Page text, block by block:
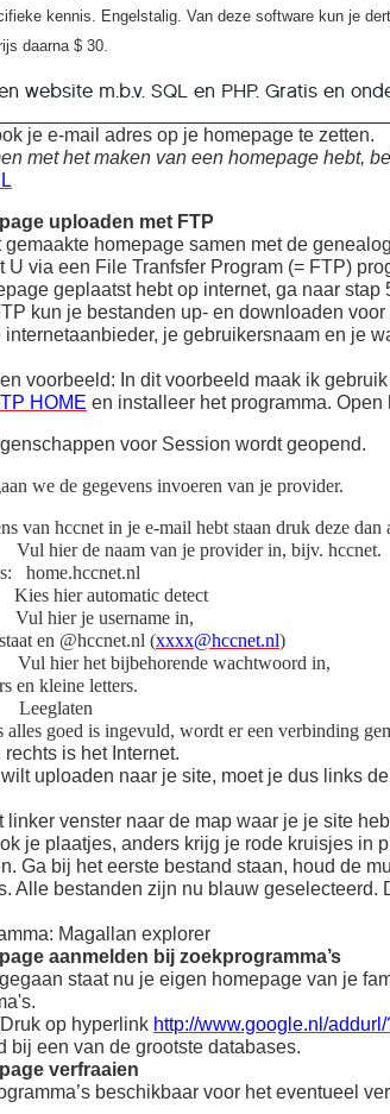
kennis. Engelstalig. Van deze software kun je
daarna $ 30.
website m.b.v. SQL en PHP. Gratis en
je e-mail adres op je homepage te zetten.
met het maken van een homepage hebt,
uploaden met FTP
homepage samen met de
U via een File Tranfsfer Program (= FTP)
geplaatst hebt op internet, ga naar stap
kun je bestanden up- en downloaden
internetaanbieder, je gebruikersnaam en je
voorbeeld: In dit voorbeeld maak ik
HOME en installeer het programma. Open
voor Session wordt geopend.
we de gegevens invoeren van je provider.
van hccnet in je e-mail hebt staan druk deze
hier de naam van je provider in, bijv. hccnet.
home.hccnet.nl
hier automatic detect
je username in,
en @hccnet.nl (xxxx@hccnet.nl)
het bijbehorende wachtwoord in,
en kleine letters.
goed is ingevuld, wordt er een verbinding
is het Internet.
uploaden naar je site, moet je dus links
linker venster naar de map waar je je site
je plaatjes, anders krijg je rode kruisjes in
Ga bij het eerste bestand staan, houd de
Alle bestanden zijn nu blauw
Magallan explorer
aanmelden bij zoekprogramma’s
staat nu je eigen homepage van je
op hyperlink http://www.google.nl/
bij een van de grootste databases.
verfraaien
beschikbaar voor het eventueel